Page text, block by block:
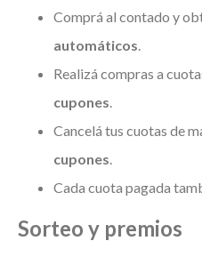
Comprá al contado y
automáticos.
Realizá compras a
cupones.
Cancelá tus cuotas de
cupones.
Cada cuota pagada
Sorteo y premios